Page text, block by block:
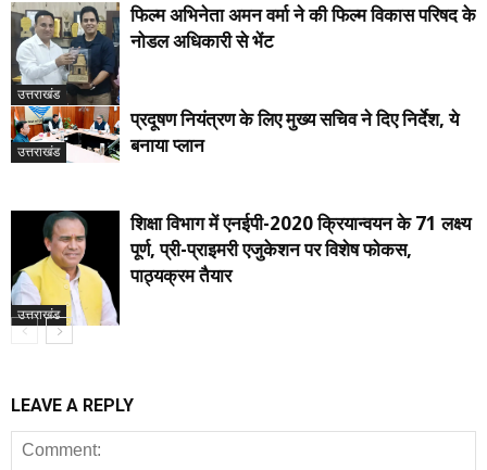
उत्तराखंड
फिल्म अभिनेता अमन वर्मा ने की फिल्म विकास परिषद के
नोडल अधिकारी से भेंट
उत्तराखंड
प्रदूषण नियंत्रण के लिए मुख्य सचिव ने दिए निर्देश, ये
बनाया प्लान
उत्तराखंड
शिक्षा विभाग में एनईपी-2020 क्रियान्वयन के 71 लक्ष्य
पूर्ण, प्री-प्राइमरी एजुकेशन पर विशेष फोकस,
पाठ्यक्रम तैयार
LEAVE A REPLY